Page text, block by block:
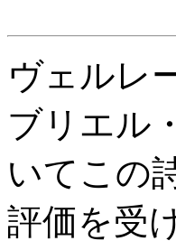
ヴェルレ
ブリエル
いてこの
評価を受